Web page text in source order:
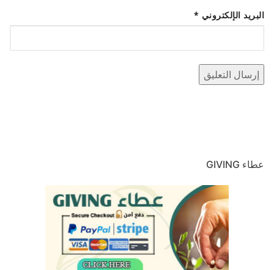
البريد الإلكتروني *
عطاء GIVING